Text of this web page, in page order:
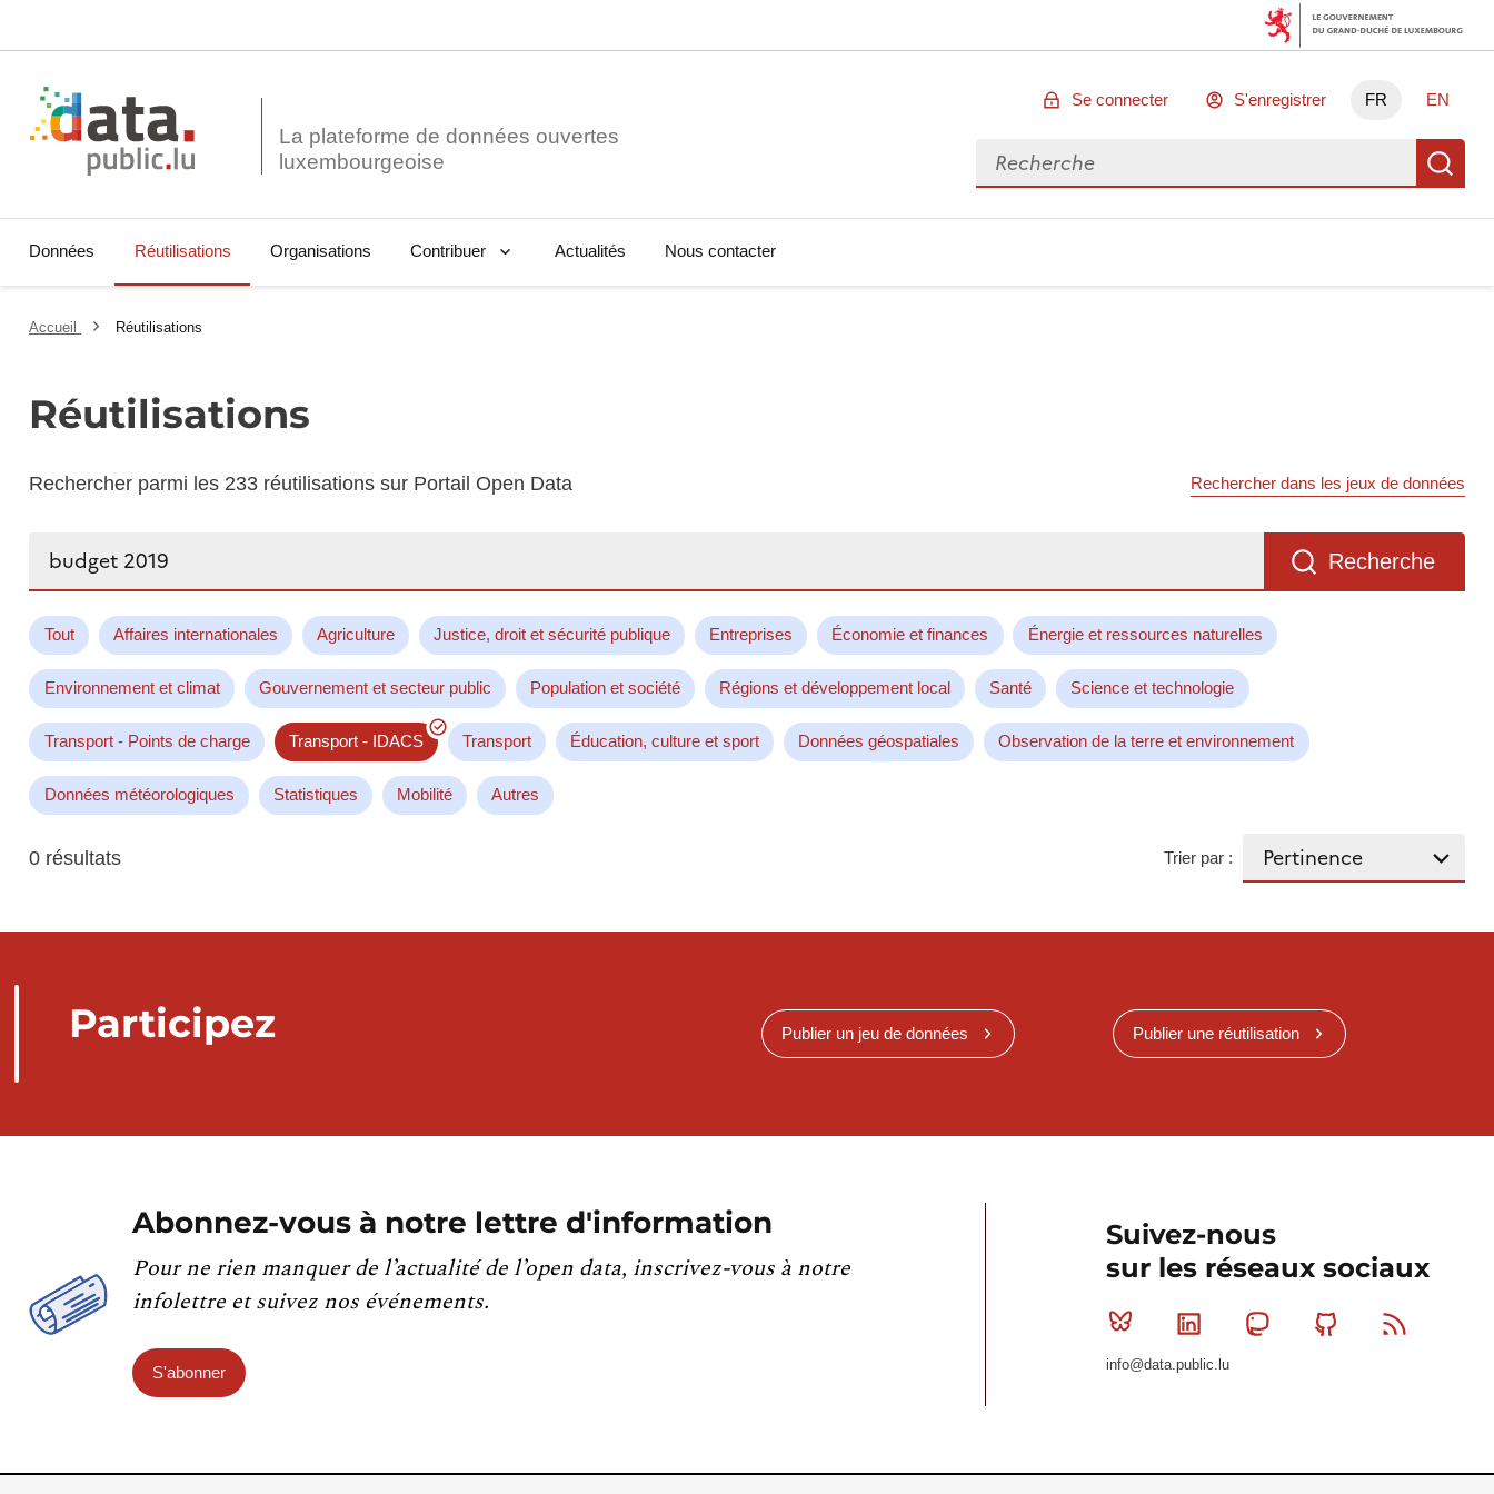
La plateforme de données ouvertes
Se connecter S'enregistrer FR EN
Rechercher des données
Données Réutilisations Organisations Contribuer Actualités Nous contacter
Accueil Réutilisations
Réutilisations
Rechercher parmi les 233 réutilisations sur Portail Open Data Rechercher dans les jeux de données
Recherche
Tout Affaires internationales Agriculture Justice, droit et sécurité publique Entreprises Économie et finances Énergie et ressources naturelles
Environnement et climat Gouvernement et secteur public Population et société Régions et développement local Santé Science et technologie
Transport - Points de charge Transport - IDACS Transport Éducation, culture et sport Données géospatiales Observation de la terre et environnement
Données météorologiques Statistiques Mobilité Autres
0 résultats Trier par :
Participez Publier un jeu de données Publier une réutilisation
Abonnez-vous à notre lettre d'information
Pour ne rien manquer de l’actualité de l’open data, inscrivez-vous à notre
infolettre et suivez nos événements.
S'abonner
Suivez-nous
sur les réseaux sociaux
Bluesky Linkedin MastodonGithub
info@data.public.lu